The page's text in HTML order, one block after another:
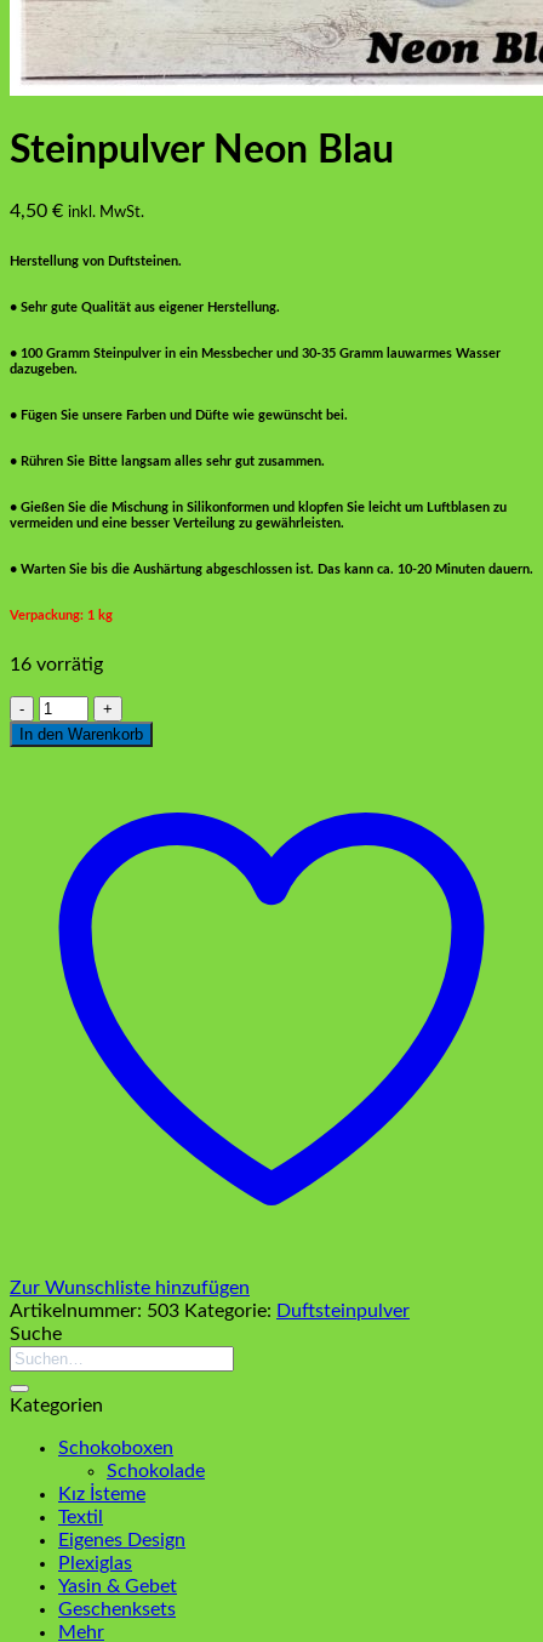
Steinpulver Neon Blau
4,50 € inkl. MwSt.
Herstellung von Duftsteinen.
• Sehr gute Qualität aus eigener Herstellung.
• 100 Gramm Steinpulver in ein Messbecher und 30-35 Gramm lauwarmes Wasser
dazugeben.
• Fügen Sie unsere Farben und Düfte wie gewünscht bei.
• Rühren Sie Bitte langsam alles sehr gut zusammen.
• Gießen Sie die Mischung in Silikonformen und klopfen Sie leicht um Luftblasen zu
vermeiden und eine besser Verteilung zu gewährleisten.
• Warten Sie bis die Aushärtung abgeschlossen ist. Das kann ca. 10-20 Minuten dauern.
Verpackung: 1 kg
16 vorrätig
Steinpulver
Neon
Blau
In den Warenkorb
Zur Wunschliste hinzufügen
Artikelnummer: 503 Kategorie: Duftsteinpulver
Suche
Suchen
nach:
Kategorien
Schokoboxen
Schokolade
Kız İsteme
Textil
Eigenes Design
Plexiglas
Yasin & Gebet
Geschenksets
Mehr